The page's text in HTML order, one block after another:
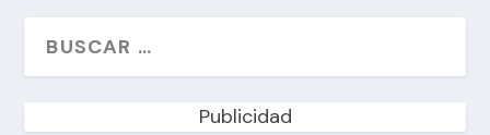
Publicidad